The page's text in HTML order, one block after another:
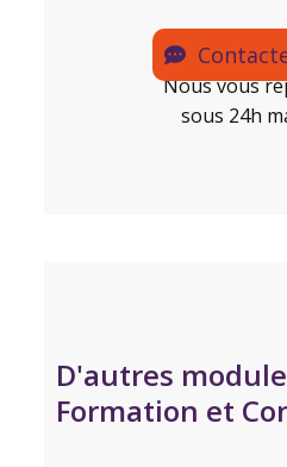
Nous vous
sous 24h
D'autres
Formation et